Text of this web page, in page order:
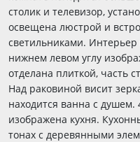
столик и телевизор,
освещена люстрой и
светильниками.
нижнем левом углу
отделана плиткой, часть
Над раковиной висит
находится ванна с
изображена кухня.
тонах с деревянными